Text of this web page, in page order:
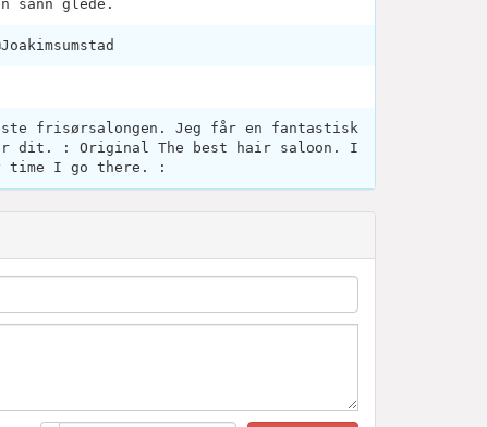
glede.
frisørsalongen. Jeg får en fantastisk
dit. : Original The best hair saloon. I
time I go there. :